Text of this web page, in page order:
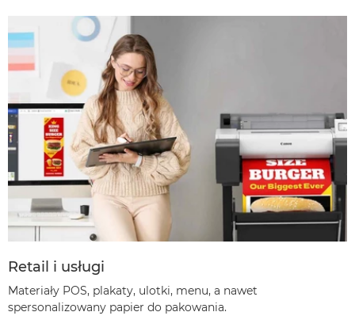
Retail i usługi
Materiały POS, plakaty, ulotki, menu, a nawet
spersonalizowany papier do pakowania.